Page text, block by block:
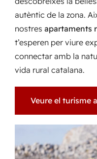
autèntic de la zona.
nostres apartaments
t’esperen per viure
connectar amb la
vida rural catalana.
Veure el turisme